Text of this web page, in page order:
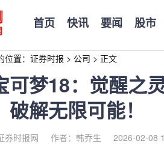
首页 快讯 要闻 股市
置： 证券时报 > 公司 > 正文
可梦18：觉醒
破解无限可能！
券时报网 作者：韩乔生 2026-02-08